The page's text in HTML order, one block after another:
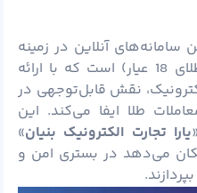
سامانه‌های آنلاین در زمینه
خرید و فروش طلای آبشده (طلای 18 عیار) است که با ارائه
نقش قابل‌توجهی در
طلا ایفا می‌کند. این
یارا تجارت الکترونیک بنیان»
می‌دهد در بستری امن و